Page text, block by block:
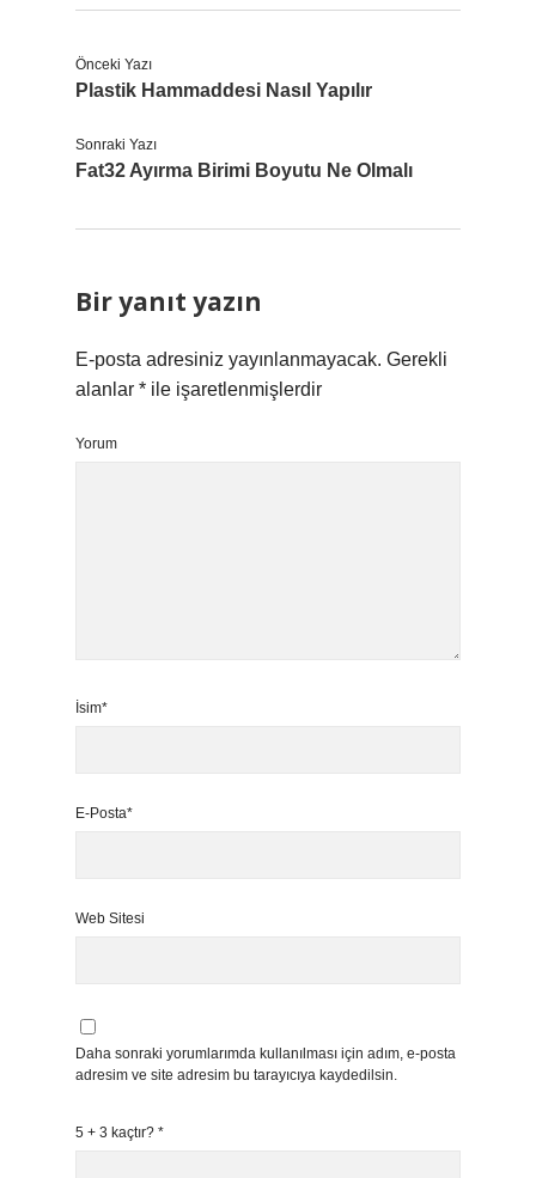
Önceki Yazı
Plastik Hammaddesi Nasıl Yapılır
Sonraki Yazı
Fat32 Ayırma Birimi Boyutu Ne Olmalı
Bir yanıt yazın
E-posta adresiniz yayınlanmayacak. Gerekli
alanlar * ile işaretlenmişlerdir
Yorum
İsim*
E-Posta*
Web Sitesi
Daha sonraki yorumlarımda kullanılması için adım, e-posta
adresim ve site adresim bu tarayıcıya kaydedilsin.
5 + 3 kaçtır? *